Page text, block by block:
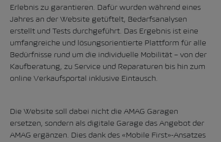
Erlebnis zu garantieren. Dafür wurden während eines
Jahres an der Website getüftelt, Bedarfsanalysen
erstellt und Tests durchgeführt. Das Ergebnis ist eine
umfangreiche und lösungsorientierte Plattform für alle
Bedürfnisse rund um die individuelle Mobilität – von der
Kaufberatung, zu Service und Reparaturen bis hin zum
online Verkaufsportal inklusive Eintausch.
Die Website soll dabei nicht die AMAG Garagen
ersetzen, sondern als digitale Garage das Angebot der
AMAG ergänzen. Dies dank des «Mobile First»-Ansatzes